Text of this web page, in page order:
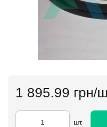
1 895.99 грн/
шт.